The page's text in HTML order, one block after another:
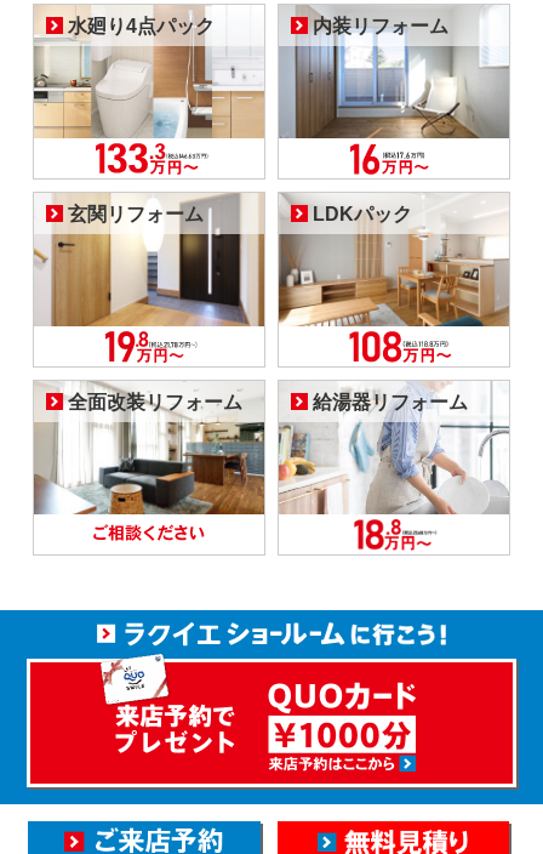
水廻り4点パック 内装リフォーム
玄関リフォーム LDKパック
全面改装リフォーム 給湯器リフォーム